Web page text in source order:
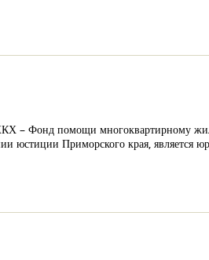
ЖКХ – Фонд помощи многоквартирному
юстиции Приморского края, является